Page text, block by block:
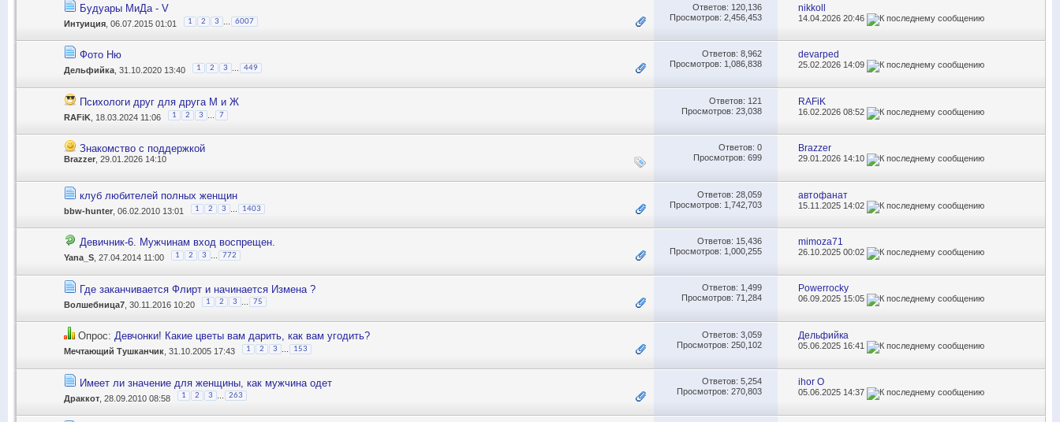
Будуары МиДа - V
Интуиция , 06.07.2015 01:01 1 2 3 6007
Ответов: 120,136
Просмотров: 2,456,453
nikkoll
14.04.202620:46
Фото Ню
Дельфийка , 31.10.2020 13:40 1 2 3 449
Ответов: 8,962
Просмотров: 1,086,838
devarped
25.02.2026 14:09
Пcиxолoги дpуг для дpугa М и Ж
RAFiK , 18.03.2024 11:06 1 2 3 7
Ответов: 121
Просмотров: 23,038
RAFiK
16.02.202608:52
Знакомство с поддержкой
Brazzer , 29.01.2026 14:10
Ответов: 0
Просмотров: 699
Brazzer
29.01.2026 14:10
клуб любителей полных женщин
bbw-hunter , 06.02.2010 13:01 1 2 3 1403
Ответов: 28,059
Просмотров: 1,742,703
автофанат
15.11.2025 14:02
Девичник-6. Мужчинам вход воспрещен.
Yana_S , 27.04.2014 11:00 1 2 3 772
Ответов: 15,436
Просмотров: 1,000,255
mimoza71
26.10.202500:02
Где заканчивается Флирт и начинается Измена ?
Волшебница7 , 30.11.2016 10:20 1 2 3 ... 75
Ответов: 1,499
Просмотров: 71,284
Powerrocky
06.09.202515:05
Опрос: Девчонки! Какие цветы вам дарить, как вам угодить?
Мечтающий Тушканчик , 31.10.2005 17:43 1 2 3 153
Ответов: 3,059
Просмотров: 250,102
Дельфийка
05.06.2025 16:41
Имеет ли значение для женщины, как мужчина одет
Драккот , 28.09.2010 08:58 1 2 3 ... 263
Ответов: 5,254
Просмотров: 270,803
ihor O
05.06.2025 14:37